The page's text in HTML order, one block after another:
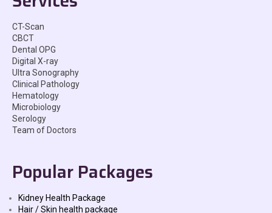
CT-Scan
CBCT
Dental OPG
Digital X-ray
Ultra Sonography
Clinical Pathology
Hematology
Microbiology
Serology
Team of Doctors
Popular Packages
Kidney Health Package
Hair / Skin health package